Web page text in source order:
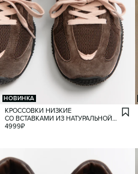
НОВИНКА
КРОССОВКИ НИЗКИЕ
СО ВСТАВКАМИ ИЗ НАТУРАЛЬНОЙ
ЗАМШИ
4999₽